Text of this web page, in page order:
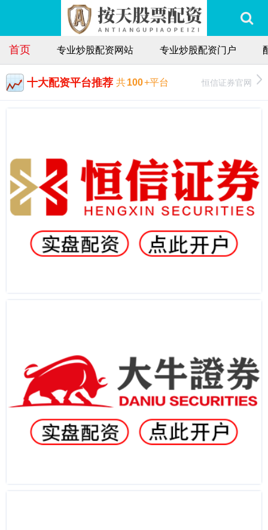
首页 专业炒股配资网站 专业炒股配资门户
十大配资平台推荐 共100+平台 恒信证券官网